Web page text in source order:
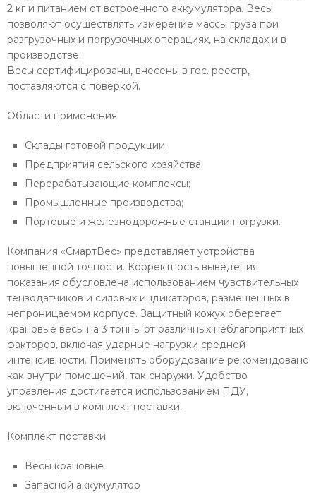
2 кг и питанием от встроенного аккумулятора. Весы
позволяют осуществлять измерение массы груза при
разгрузочных и погрузочных операциях, на складах и в
производстве.
Весы сертифицированы, внесены в гос. реестр,
поставляются с поверкой.
Области применения:
Склады готовой продукции;
Предприятия сельского хозяйства;
Перерабатывающие комплексы;
Промышленные производства;
Портовые и железнодорожные станции погрузки.
Компания «СмартВес» представляет устройства
повышенной точности. Корректность выведения
показания обусловлена использованием чувствительных
тензодатчиков и силовых индикаторов, размещенных в
непроницаемом корпусе. Защитный кожух оберегает
крановые весы на 3 тонны от различных неблагоприятных
факторов, включая ударные нагрузки средней
интенсивности. Применять оборудование рекомендовано
как внутри помещений, так снаружи. Удобство
управления достигается использованием ПДУ,
включенным в комплект поставки.
Комплект поставки:
Весы крановые
Запасной аккумулятор